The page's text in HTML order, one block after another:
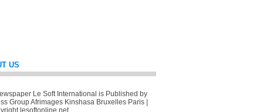
US
Le Soft International is Published by
Group Afrimages Kinshasa Bruxelles Paris |
lesoftonline.net